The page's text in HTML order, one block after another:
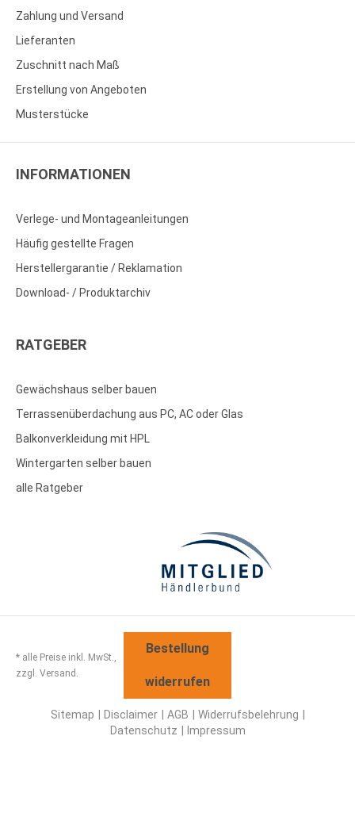
Zahlung und Versand
Lieferanten
Zuschnitt nach Maß
Erstellung von Angeboten
Musterstücke
INFORMATIONEN
Verlege- und Montageanleitungen
Häufig gestellte Fragen
Herstellergarantie / Reklamation
Download- / Produktarchiv
RATGEBER
Gewächshaus selber bauen
Terrassenüberdachung aus PC, AC oder Glas
Balkonverkleidung mit HPL
Wintergarten selber bauen
alle Ratgeber
* alle Preise inkl. MwSt.,
zzgl. Versand.
Bestellung
widerrufen
Sitemap Disclaimer AGB
Widerrufsbelehrung
Datenschutz
Impressum